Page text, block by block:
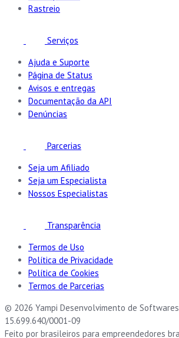
Rastreio
Serviços
Ajuda e Suporte
Página de Status
Avisos e entregas
Documentação da API
Denúncias
Parcerias
Seja um Afiliado
Seja um Especialista
Nossos Especialistas
Transparência
Termos de Uso
Política de Privacidade
Política de Cookies
Termos de Parcerias
© 2026 Yampi Desenvolvimento de Softwares
15.699.640/0001-09
Feito por brasileiros para empreendedores